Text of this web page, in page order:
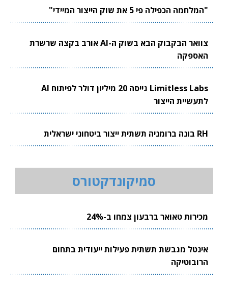
"המלחמה הכפילה פי 5 את שוק הייצור המיידי"
צוואר הבקבוק הבא בשוק ה-AI אורב בקצה שרשרת
האספקה
Limitless Labs גייסה 20 מיליון דולר לפיתוח AI
לתעשיית הייצור
RH בונה ברומניה תשתית ייצור ביטחוני ישראלית
סמיקונדקטורס
מכירות טאואר ברבעון צמחו ב-24%
אינטל מגבשת תשתית פעילות ייעודית בתחום
הרובוטיקה